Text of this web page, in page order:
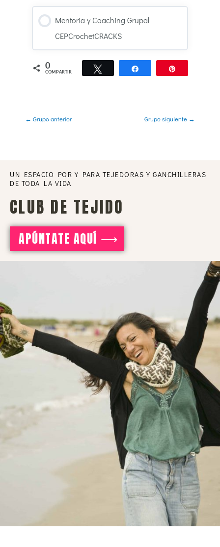
Mentoria y Coaching Grupal
CEPCrochetCRACKS
PROGRESO DEL CURSO
0% COMPLETADO
0
COMPARTIR
Twittear Compartir
← Grupo anterior Grupo siguiente →
UN ESPACIO POR Y PARA TEJEDORAS Y GANCHILLERAS
DE TODA LA VIDA
CLUB DE TEJIDO
APÚNTATE AQUÍ ⟶